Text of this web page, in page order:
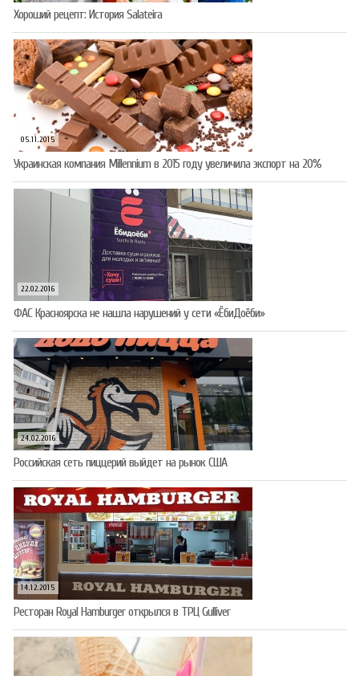
Хороший рецепт: История Salateira
05.11.2015
Украинская компания Millennium в 2015 году увеличила экспорт на 20%
22.02.2016
ФАС Красноярска не нашла нарушений у сети «ЁбиДоёби»
24.02.2016
Российская сеть пиццерий выйдет на рынок США
14.12.2015
Ресторан Royal Hamburger открылся в ТРЦ Gulliver